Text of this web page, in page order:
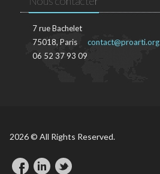
7 rue Bachelet
75018, Paris
06 52 37 93 09
contact@proarti.org
2026 © All Rights Reserved.